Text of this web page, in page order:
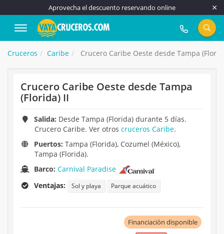
Aprovecha el descuento reservando online
917 815 555
Cruceros Caribe Crucero Caribe Oeste desde Tampa
Crucero Caribe Oeste desde Tampa
(Florida) II
Salida: Desde Tampa (Florida) durante 5 días.
Crucero Caribe. Ver otros cruceros Caribe.
Puertos: Tampa (Florida), Cozumel (México),
Tampa (Florida).
Barco:Carnival Paradise
Ventajas:
Sol y playa Parque acuático
Financiación disponible